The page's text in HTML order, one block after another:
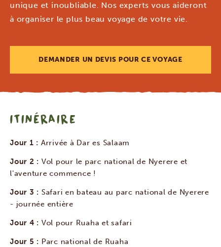
unique et inoubliable. Nos experts vous aideront
à organiser le plus beau voyage de votre vie.
DEMANDER UN DEVIS POUR CE VOYAGE
ITINÉRAIRE
Jour 1 : Arrivée à Dar es Salaam
Jour 2 : Vol pour le parc national de Nyerere et
l'aventure commence !
Jour 3 : Safari en bateau au parc national de Nyerere
- journée entière
Jour 4 : Vol pour Ruaha et safari
Jour 5 : Parc national de Ruaha